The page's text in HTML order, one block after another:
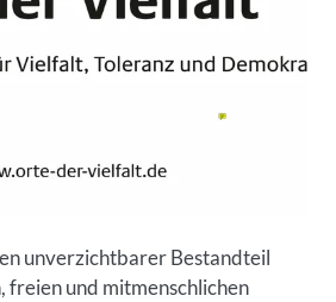
unverzichtbarer Bestandteil
freien und mitmenschlichen